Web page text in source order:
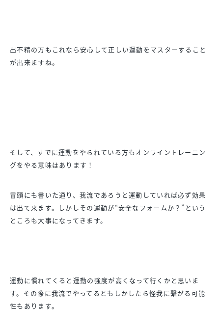
出不精の方もこれなら安心して正しい運動をマスターすること
が出来ますね。
そして、すでに運動をやられている方もオンライントレーニン
グをやる意味はあります！
冒頭にも書いた通り、我流であろうと運動していれば必ず効果
は出て来ます。しかしその運動が“安全なフォームか？”という
ところも大事になってきます。
運動に慣れてくると運動の強度が高くなって行くかと思いま
す。その際に我流でやってるともしかしたら怪我に繋がる可能
性もあります。